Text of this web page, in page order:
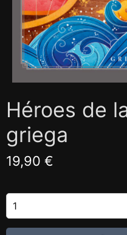
Héroes de
griega
19,90 €